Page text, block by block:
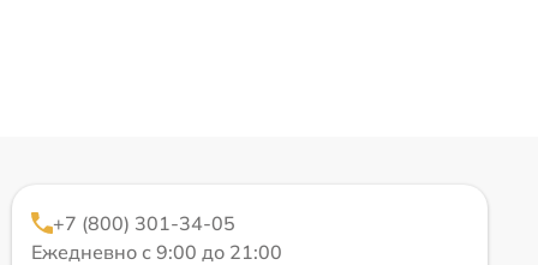
+7 (800) 301-34-05
Ежедневно с 9:00 до 21:00